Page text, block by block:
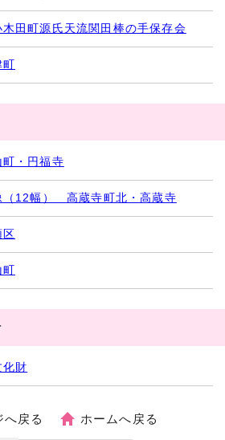
田町源氏天流関田棒の手保存会
・円福寺
（12幅） 高蔵寺町北・高蔵寺
化財
へ戻る ホームへ戻る